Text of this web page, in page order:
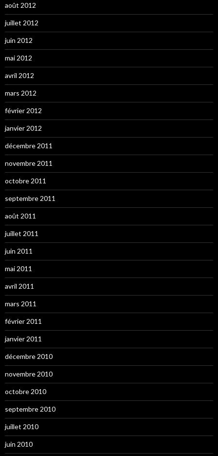
août 2012
juillet 2012
juin 2012
mai 2012
avril 2012
mars 2012
février 2012
janvier 2012
décembre 2011
novembre 2011
octobre 2011
septembre 2011
août 2011
juillet 2011
juin 2011
mai 2011
avril 2011
mars 2011
février 2011
janvier 2011
décembre 2010
novembre 2010
octobre 2010
septembre 2010
juillet 2010
juin 2010